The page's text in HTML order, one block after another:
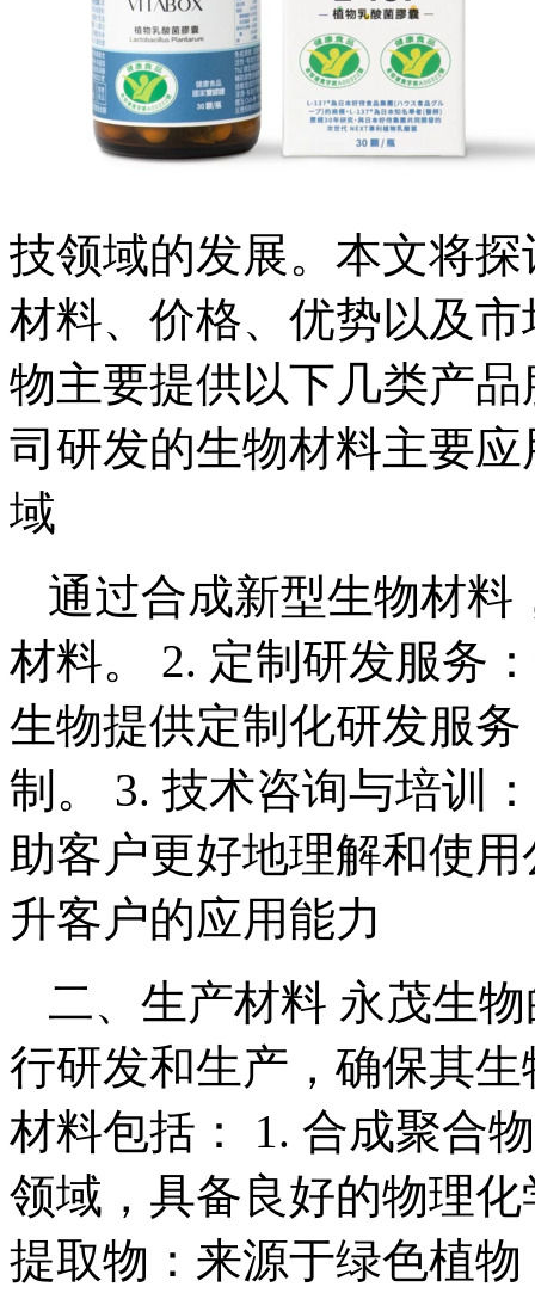
技领域的发展。本文将
材料、价格、优势以及
物主要提供以下几类产
司研发的生物材料主要
域
通过合成新型生物材料
材料。 2. 定制研发服务
生物提供定制化研发服
制。 3. 技术咨询与培训
助客户更好地理解和使
升客户的应用能力
二、生产材料 永茂生
行研发和生产，确保其
材料包括： 1. 合成聚合
领域，具备良好的物理
提取物：来源于绿色植